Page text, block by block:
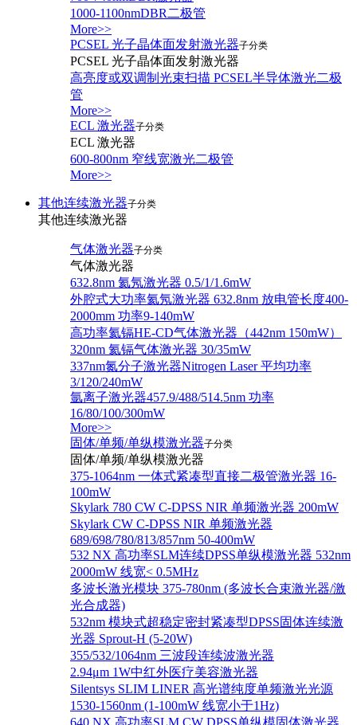
1000-1100nmDBR二极管
More>>
PCSEL 光子晶体面发射激光器子分类
PCSEL 光子晶体面发射激光器
高亮度或双调制光束扫描 PCSEL半导体激光二极
管
More>>
ECL 激光器子分类
ECL 激光器
600-800nm 窄线宽激光二极管
More>>
其他连续激光器子分类
其他连续激光器
气体激光器子分类
气体激光器
632.8nm 氦氖激光器 0.5/1/1.6mW
外腔式大功率氦氖激光器 632.8nm 放电管长度400-
2000mm 功率9-140mW
高功率氦镉HE-CD气体激光器（442nm 150mW）
320nm 氦镉气体激光器 30/35mW
337nm氮分子激光器Nitrogen Laser 平均功率
3/120/240mW
氩离子激光器457.9/488/514.5nm 功率
16/80/100/300mW
More>>
固体/单频/单纵模激光器子分类
固体/单频/单纵模激光器
375-1064nm 一体式紧凑型直接二极管激光器 16-
100mW
Skylark 780 CW C-DPSS NIR 单频激光器 200mW
Skylark CW C-DPSS NIR 单频激光器
689/698/780/813/857nm 50-400mW
532 NX 高功率SLM连续DPSS单纵模激光器 532nm
2000mW 线宽< 0.5MHz
多波长激光模块 375-780nm (多波长合束激光器/激
光合成器)
532nm 模块式超稳定密封紧凑型DPSS固体连续激
光器 Sprout-H (5-20W)
355/532/1064nm 三波段连续波激光器
2.94μm 1W中红外医疗美容激光器
Silentsys SLIM LINER 高光谱纯度单频激光光源
1530-1560nm (1-100mW 线宽小于1Hz)
640 NX 高功率SLM CW DPSS单纵模固体激光器